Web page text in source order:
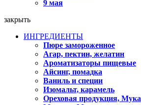
9 мая
закрыть
ИНГРЕДИЕНТЫ
Пюре замороженное
Агар, пектин, желатин
Ароматизаторы пищевые
Айсинг, помадка
Ваниль и специи
Изомальт, карамель
Ореховая продукция, Мука